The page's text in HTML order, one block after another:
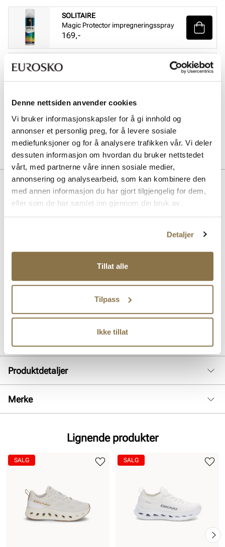
Denne nettsiden anvender cookies
Vi bruker informasjonskapsler for å gi innhold og
annonser et personlig preg, for å levere sosiale
mediefunksjoner og for å analysere trafikken vår. Vi deler
dessuten informasjon om hvordan du bruker nettstedet
vårt, med partnerne våre innen sosiale medier,
annonsering og analysearbeid, som kan kombinere den
med annen informasjon du har gjort tilgjengelig for dem,
eller som de har samlet inn gjennom din bruk av
Detaljer
Tillat alle
Tilpass
Ikke tillat
SOLITAIRE
Magic Protector impregneringsspray
Pris
169,-
Bamboo Comfort
Pris
229,-
SOLITAIRE
Sneaker Magic wash
Pris
149,-
Beskrivelse
Mile er en moderne joggesko på en yttersåle med spesialdesignede
og komfortabel passform som former seg fint til foten, og
overdelen forsterkede partier som øker slitestyrken. Den forlengede,
formede og faste hælkappen gjør at innsteget er forbedret, og skoen
er veldig enkel å ta på seg. Yttersålen er laget i EVA Phylon som er et
lett, mykt, responsivt og støtdempende materiale. Gummipartiene
Produktdetaljer
For:Textil
Såle:EVA såle
Merke
Lignende produkter
SALG SALG